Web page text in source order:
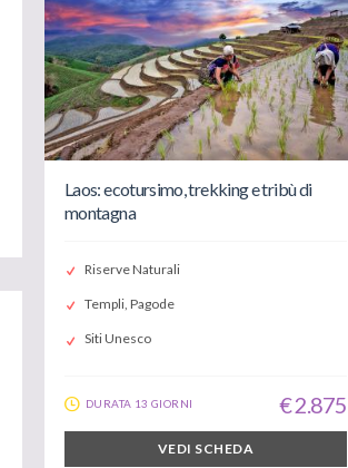
Laos: ecotursimo, trekking e tribù di
montagna
Riserve Naturali
Templi, Pagode
Siti Unesco
DURATA 13 GIORNI € 2.875
VEDI SCHEDA